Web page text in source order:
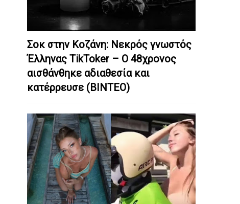
Σοκ στην Κοζάνη: Nεκρός γνωστός
Έλληνας TikToker – Ο 48χρονος
αισθάνθηκε αδιαθεσία και
κατέρρευσε (ΒΙΝΤΕΟ)